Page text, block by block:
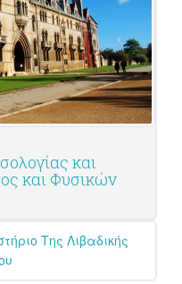
και
και Φυσικών
Της Λιβαδικής